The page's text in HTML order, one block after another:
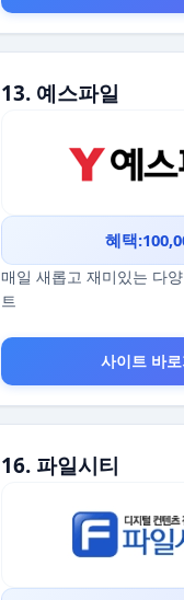
13. 예스파일
혜택
매일 새롭고 재미있는 다
트
사이트 바
16. 파일시티